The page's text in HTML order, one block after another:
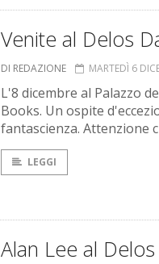
Venite al Delos
DI REDAZIONE MARTEDÌ 6
L'8 dicembre al Palazzo
Books. Un ospite
fantascienza. Attenzione
LEGGI
Alan Lee al